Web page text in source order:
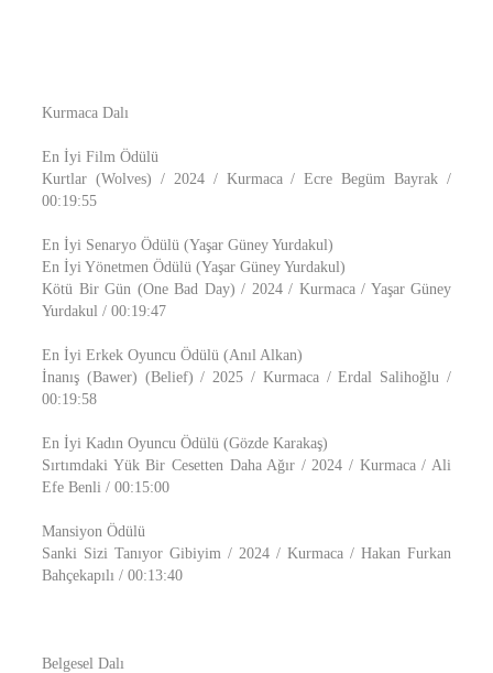
Kurmaca Dalı
En İyi Film Ödülü
Kurtlar (Wolves) / 2024 / Kurmaca / Ecre Begüm Bayrak /
00:19:55
En İyi Senaryo Ödülü (Yaşar Güney Yurdakul)
En İyi Yönetmen Ödülü (Yaşar Güney Yurdakul)
Kötü Bir Gün (One Bad Day) / 2024 / Kurmaca / Yaşar Güney
Yurdakul / 00:19:47
En İyi Erkek Oyuncu Ödülü (Anıl Alkan)
İnanış (Bawer) (Belief) / 2025 / Kurmaca / Erdal Salihoğlu /
00:19:58
En İyi Kadın Oyuncu Ödülü (Gözde Karakaş)
Sırtımdaki Yük Bir Cesetten Daha Ağır / 2024 / Kurmaca / Ali
Efe Benli / 00:15:00
Mansiyon Ödülü
Sanki Sizi Tanıyor Gibiyim / 2024 / Kurmaca / Hakan Furkan
Bahçekapılı / 00:13:40
Belgesel Dalı